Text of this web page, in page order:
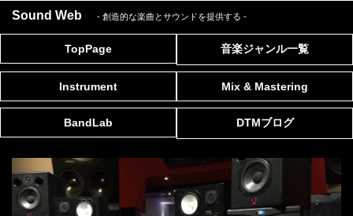
Sound Web - 創造的な楽曲とサウンドを提供する -
TopPage 音楽ジャンル一覧
Instrument Mix & Mastering
BandLab DTMブログ